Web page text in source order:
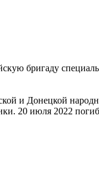
бригаду
и Донецкой
20 июля 2022